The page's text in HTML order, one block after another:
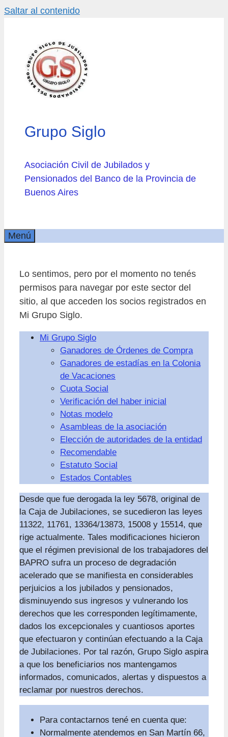
Saltar al contenido
Grupo Siglo
Asociación Civil de Jubilados y
Pensionados del Banco de la Provincia de
Buenos Aires
Menú
Lo sentimos, pero por el momento no tenés
permisos para navegar por este sector del
sitio, al que acceden los socios registrados en
Mi Grupo Siglo.
Mi Grupo Siglo
Ganadores de Órdenes de Compra
Ganadores de estadías en la Colonia
de Vacaciones
Cuota Social
Verificación del haber inicial
Notas modelo
Asambleas de la asociación
Elección de autoridades de la entidad
Recomendable
Estatuto Social
Estados Contables
Desde que fue derogada la ley 5678, original de
la Caja de Jubilaciones, se sucedieron las leyes
11322, 11761, 13364/13873, 15008 y 15514, que
rige actualmente. Tales modificaciones hicieron
que el régimen previsional de los trabajadores del
BAPRO sufra un proceso de degradación
acelerado que se manifiesta en considerables
perjuicios a los jubilados y pensionados,
disminuyendo sus ingresos y vulnerando los
derechos que les corresponden legítimamente,
dados los excepcionales y cuantiosos aportes
que efectuaron y continúan efectuando a la Caja
de Jubilaciones. Por tal razón, Grupo Siglo aspira
a que los beneficiarios nos mantengamos
informados, comunicados, alertas y dispuestos a
reclamar por nuestros derechos.
Para contactarnos tené en cuenta que:
Normalmente atendemos en San Martín 66,